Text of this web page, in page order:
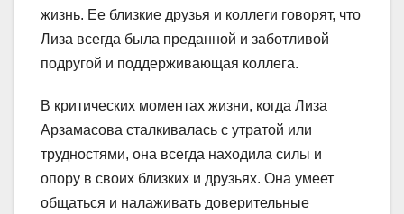
жизнь. Ее близкие друзья и коллеги говорят, что
Лиза всегда была преданной и заботливой
подругой и поддерживающая коллега.
В критических моментах жизни, когда Лиза
Арзамасова сталкивалась с утратой или
трудностями, она всегда находила силы и
опору в своих близких и друзьях. Она умеет
общаться и налаживать доверительные